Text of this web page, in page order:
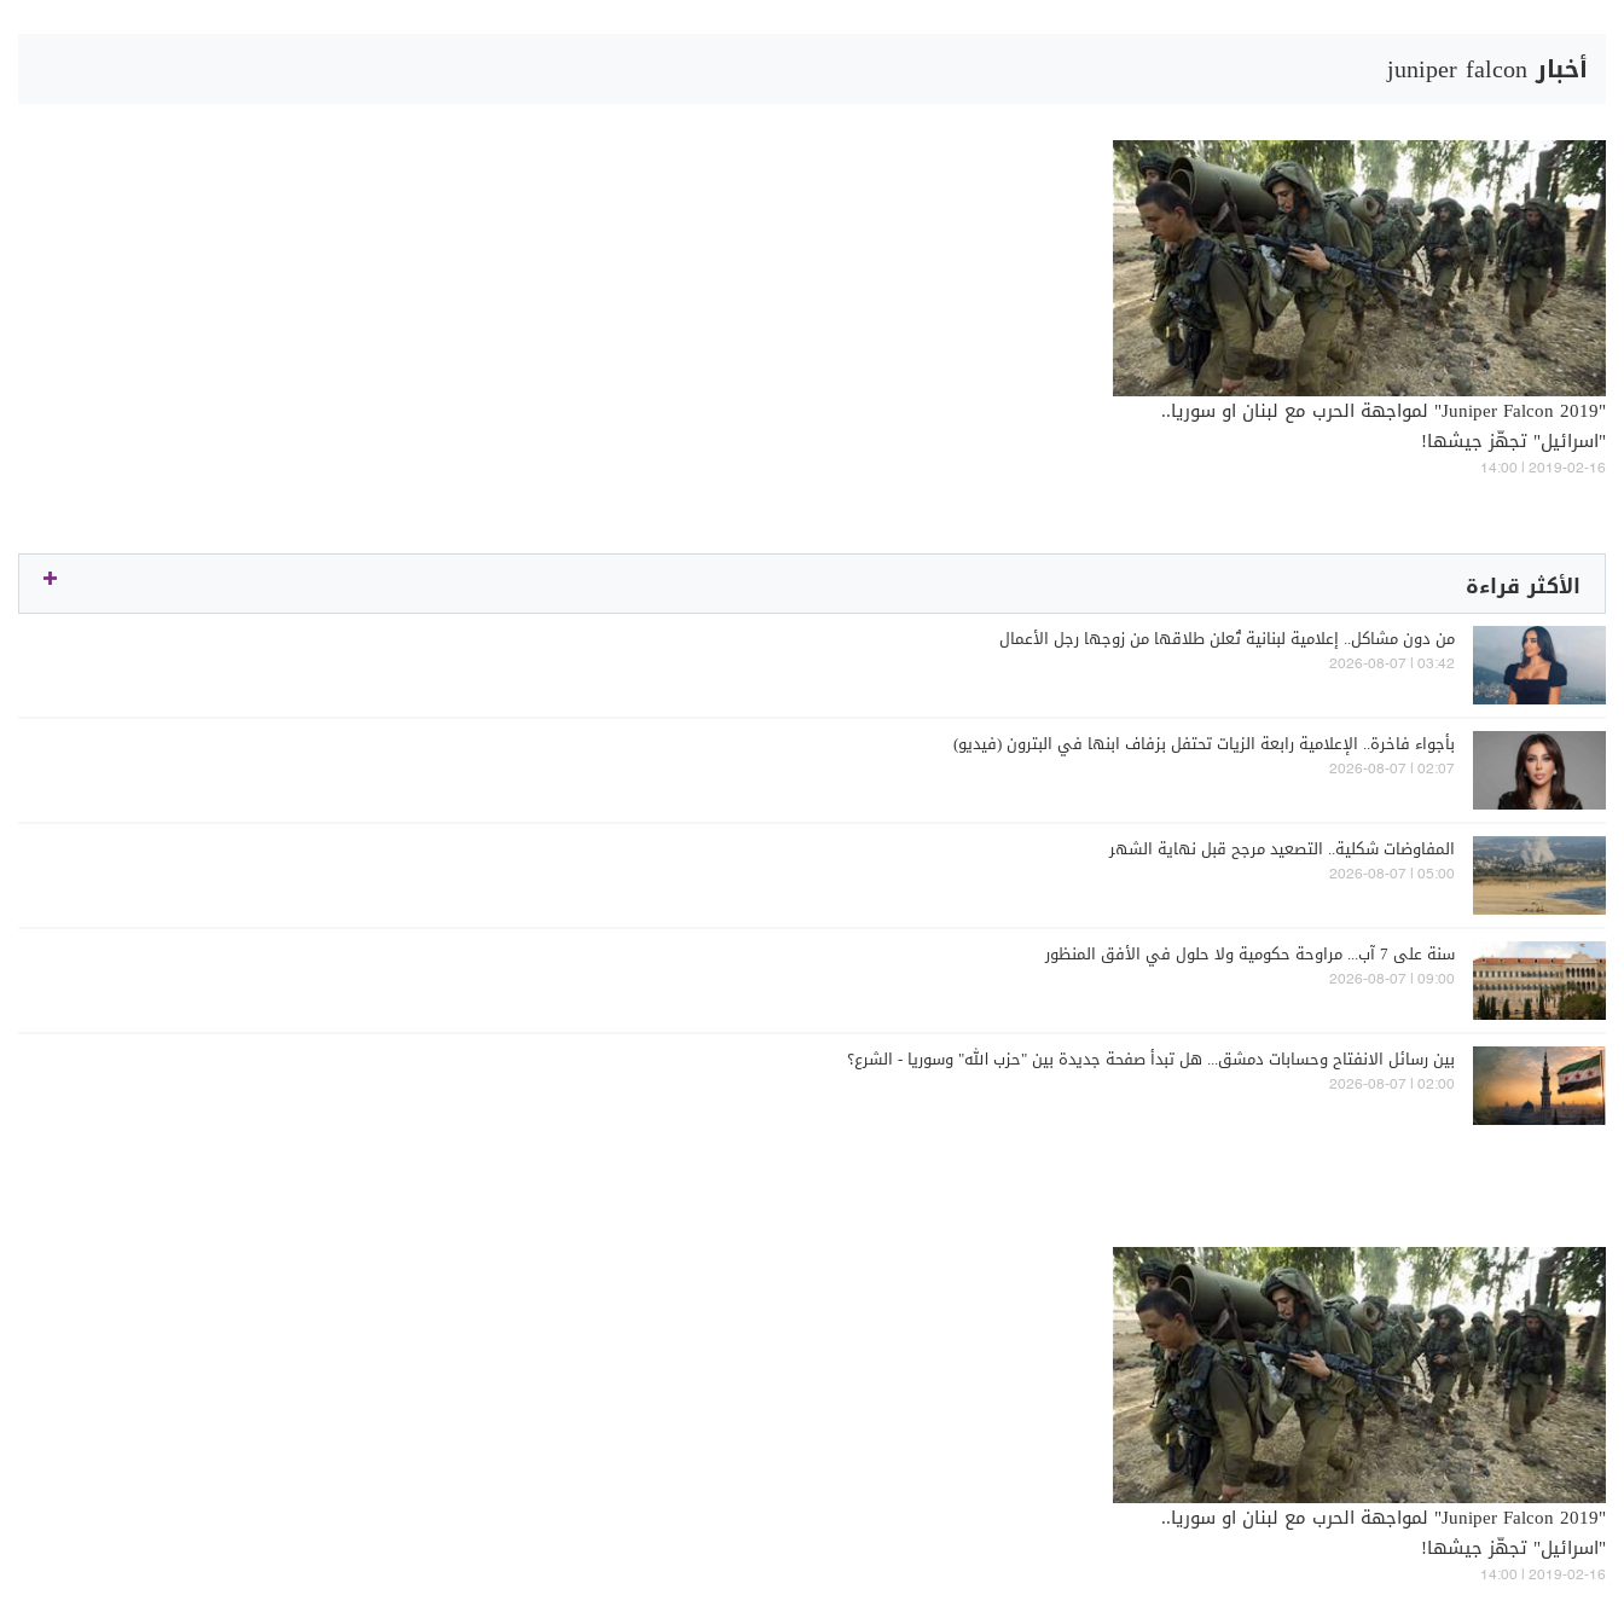
أخبار juniper falcon
"Juniper Falcon 2019" لمواجهة الحرب مع لبنان او سوريا..
"اسرائيل" تجهّز جيشها!
14:00 | 2019-02-16
الأكثر قراءة
من دون مشاكل.. إعلامية لبنانية تُعلن طلاقها من زوجها رجل الأعمال
03:42 | 2026-08-07
بأجواء فاخرة.. الإعلامية رابعة الزيات تحتفل بزفاف ابنها في البترون (فيديو)
02:07 | 2026-08-07
المفاوضات شكلية.. التصعيد مرجح قبل نهاية الشهر
05:00 | 2026-08-07
سنة على 7 آب... مراوحة حكومية ولا حلول في الأفق المنظور
09:00 | 2026-08-07
بين رسائل الانفتاح وحسابات دمشق... هل تبدأ صفحة جديدة بين "حزب الله" وسوريا - الشرع؟
02:00 | 2026-08-07
"Juniper Falcon 2019" لمواجهة الحرب مع لبنان او سوريا..
"اسرائيل" تجهّز جيشها!
14:00 | 2019-02-16